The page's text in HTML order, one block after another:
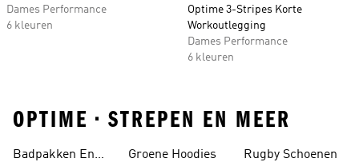
Dames Performance
6 kleuren
Optime 3-Stripes Korte
Workoutlegging
Dames Performance
6 kleuren
OPTIME • STREPEN EN MEER
Badpakken En
Groene Hoodies Rugby Schoenen